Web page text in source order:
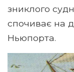
зниклого
спочиває на
Ньюпорта.